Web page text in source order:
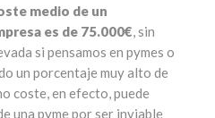
medio de un
es de 75.000€, sin
si pensamos en pymes o
un porcentaje muy alto de
coste, en efecto, puede
una pyme por ser inviable